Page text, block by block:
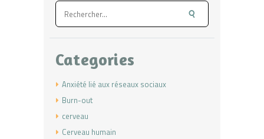
Rechercher :
Categories
Anxiété lié aux réseaux sociaux
Burn-out
cerveau
Cerveau humain